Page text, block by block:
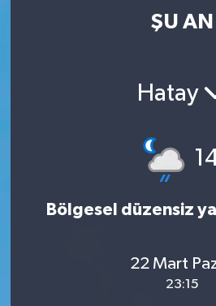
ŞU AN
Hatay
Bölgesel düzensiz
22 Mart
23:15